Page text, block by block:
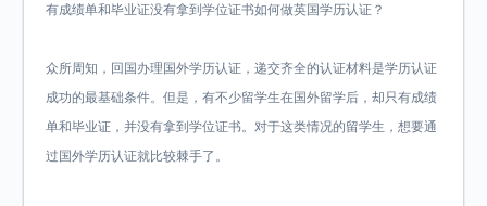
有成绩单和毕业证没有拿到学位证书如何做英国学历认证？
众所周知，回国办理国外学历认证，递交齐全的认证材料是学历认证
成功的最基础条件。但是，有不少留学生在国外留学后，却只有成绩
单和毕业证，并没有拿到学位证书。对于这类情况的留学生，想要通
过国外学历认证就比较棘手了。